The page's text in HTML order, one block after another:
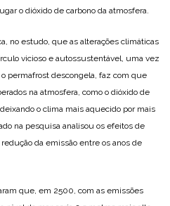
o dióxido de carbono da atmosfera.
no estudo, que as alterações climáticas
vicioso e autossustentável, uma vez
permafrost descongela, faz com que
na atmosfera, como o dióxido de
o clima mais aquecido por mais
na pesquisa analisou os efeitos de
da emissão entre os anos de
que, em 2500, com as emissões